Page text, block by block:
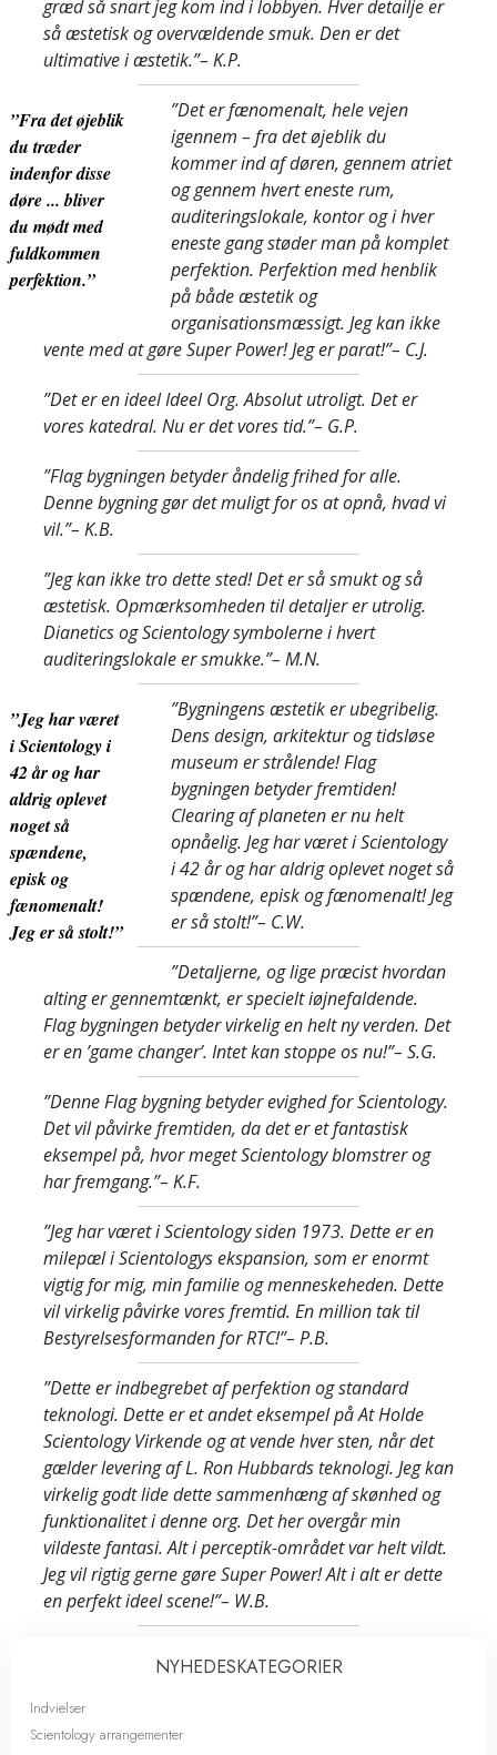
græd så snart jeg kom ind i lobbyen. Hver detailje er
så æstetisk og overvældende smuk. Den er det
ultimative i æstetik.”– K.P.
”Fra det øjeblik
du træder
indenfor disse
døre ... bliver
du mødt med
fuldkommen
perfektion.”
”Det er fænomenalt, hele vejen
igennem – fra det øjeblik du
kommer ind af døren, gennem atriet
og gennem hvert eneste rum,
auditeringslokale, kontor og i hver
eneste gang støder man på komplet
perfektion. Perfektion med henblik
på både æstetik og
organisationsmæssigt. Jeg kan ikke
vente med at gøre Super Power! Jeg er parat!”– C.J.
”Det er en ideel Ideel Org. Absolut utroligt. Det er
vores katedral. Nu er det vores tid.”– G.P.
”Flag bygningen betyder åndelig frihed for alle.
Denne bygning gør det muligt for os at opnå, hvad vi
vil.”– K.B.
”Jeg kan ikke tro dette sted! Det er så smukt og så
æstetisk. Opmærksomheden til detaljer er utrolig.
Dianetics og Scientology symbolerne i hvert
auditeringslokale er smukke.”– M.N.
”Jeg har været
i Scientology i
42 år og har
aldrig oplevet
noget så
spændene,
episk og
fænomenalt!
Jeg er så stolt!”
”Bygningens æstetik er ubegribelig.
Dens design, arkitektur og tidsløse
museum er strålende! Flag
bygningen betyder fremtiden!
Clearing af planeten er nu helt
opnåelig. Jeg har været i Scientology
i 42 år og har aldrig oplevet noget så
spændene, episk og fænomenalt! Jeg
er så stolt!”– C.W.
”Detaljerne, og lige præcist hvordan
alting er gennemtænkt, er specielt iøjnefaldende.
Flag bygningen betyder virkelig en helt ny verden. Det
er en ’game changer’. Intet kan stoppe os nu!”– S.G.
”Denne Flag bygning betyder evighed for Scientology.
Det vil påvirke fremtiden, da det er et fantastisk
eksempel på, hvor meget Scientology blomstrer og
har fremgang.”– K.F.
”Jeg har været i Scientology siden 1973. Dette er en
milepæl i Scientologys ekspansion, som er enormt
vigtig for mig, min familie og menneskeheden. Dette
vil virkelig påvirke vores fremtid. En million tak til
Bestyrelsesformanden for RTC!”– P.B.
”Dette er indbegrebet af perfektion og standard
teknologi. Dette er et andet eksempel på At Holde
Scientology Virkende og at vende hver sten, når det
gælder levering af L. Ron Hubbards teknologi. Jeg kan
virkelig godt lide dette sammenhæng af skønhed og
funktionalitet i denne org. Det her overgår min
vildeste fantasi. Alt i perceptik-området var helt vildt.
Jeg vil rigtig gerne gøre Super Power! Alt i alt er dette
en perfekt ideel scene!”– W.B.
NYHEDES­KATEGORIER
Indvielser
Scientology arrangementer